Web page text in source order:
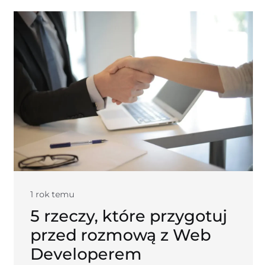
1 rok temu
5 rzeczy, które przygotuj
przed rozmową z Web
Developerem